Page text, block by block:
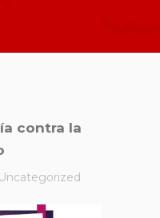
contra la
Uncategorized